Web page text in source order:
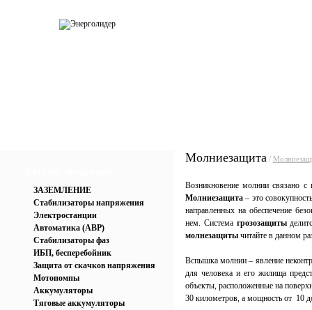
ЗАЗЕМЛЕНИЕ
Стабилизаторы напряжения
Электростанции
Автоматика (АВР)
Стабилизаторы фаз
ИБП, бесперебойник
Защита от скачков напряжения
Мотопомпы
Аккумуляторы
Тяговые аккумуляторы
Молниезащита /
Возникновение молнии связано с
Молниезащита – это
направленных на обеспечение
нем. Система грозозащиты
молнезащиты читайте в данном
Вспышка молнии – явление
для человека и его жилища
объекты, расположенные на
30 километров, а мощность от 10